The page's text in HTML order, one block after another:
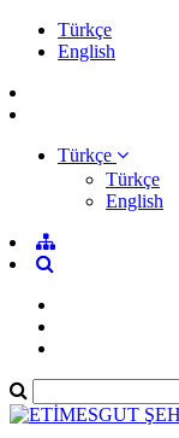
Türkçe
English
Türkçe
Türkçe
English